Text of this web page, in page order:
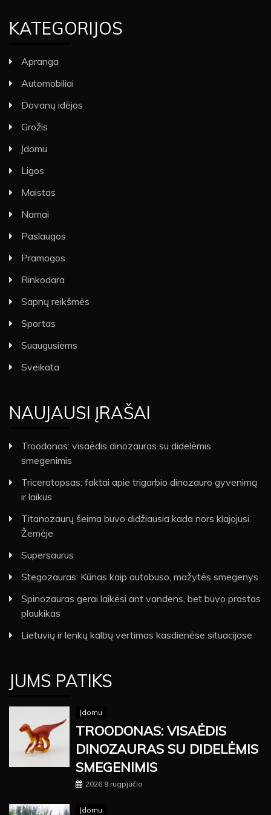
KATEGORIJOS
Apranga
Automobiliai
Dovanų idėjos
Grožis
Įdomu
Ligos
Maistas
Namai
Paslaugos
Pramogos
Rinkodara
Sapnų reikšmės
Sportas
Suaugusiems
Sveikata
NAUJAUSI ĮRAŠAI
Troodonas: visaėdis dinozauras su didelėmis
smegenimis
Triceratopsas: faktai apie trigarbio dinozauro gyvenimą
ir laikus
Titanozaurų šeima buvo didžiausia kada nors klajojusi
Žemėje
Supersaurus
Stegozauras: Kūnas kaip autobuso, mažytės smegenys
Spinozauras gerai laikėsi ant vandens, bet buvo prastas
plaukikas
Lietuvių ir lenkų kalbų vertimas kasdienėse situacijose
JUMS PATIKS
Įdomu
TROODONAS: VISAĖDIS
DINOZAURAS SU DIDELĖMIS
SMEGENIMIS
2026 9 rugpjūčio
Įdomu